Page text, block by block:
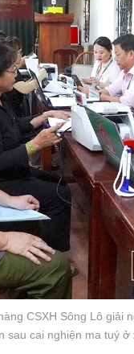
CSXH Sông Lô giải
sau cai nghiện ma tuý ở